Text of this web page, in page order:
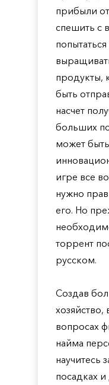
прибыли
спешить с
продукты,
быть
насчет
больших
может
игре все
нужно
его. Но
торрент
русском.
Создав
хозяйство,
вопросах
найма
научитесь
посадках